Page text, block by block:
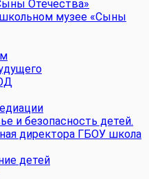
Отечества»
музее «Сыны
и безопасность детей.
директора ГБОУ школа
детей